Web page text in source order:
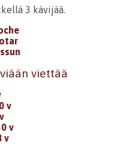
3 kävijää.
viettää
v
v
v